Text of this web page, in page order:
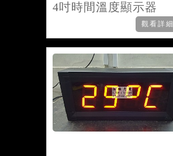
4吋時間溫度顯示器
觀看詳細